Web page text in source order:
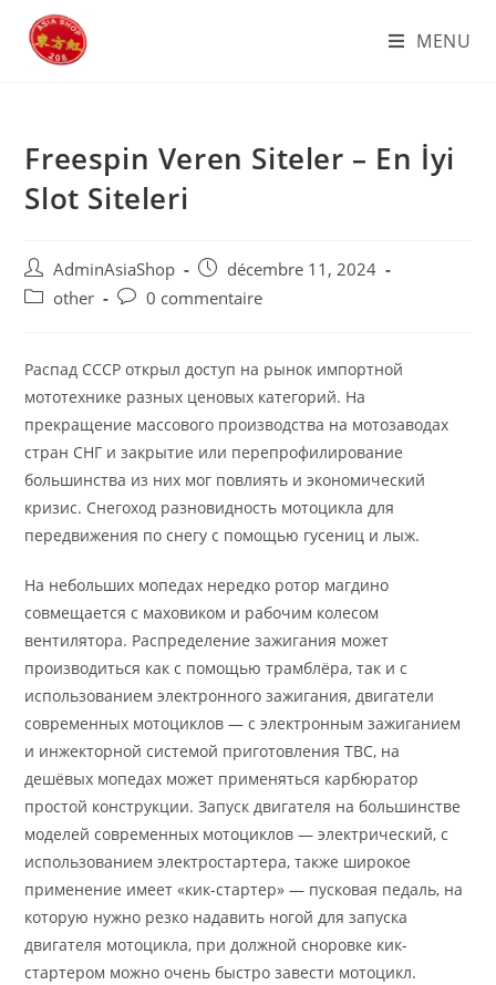
content
MENU
Freespin Veren Siteler – En İyi
Slot Siteleri
Auteur/autrice
de
AdminAsiaShop
Post
published:
décembre 11, 2024
Postother
Post0 commentaire
Распад СССР открыл доступ на рынок импортной
мототехнике разных ценовых категорий. На
прекращение массового производства на мотозаводах
стран СНГ и закрытие или перепрофилирование
большинства из них мог повлиять и экономический
кризис. Снегоход разновидность мотоцикла для
передвижения по снегу с помощью гусениц и лыж.
На небольших мопедах нередко ротор магдино
совмещается с маховиком и рабочим колесом
вентилятора. Распределение зажигания может
производиться как с помощью трамблёра, так и с
использованием электронного зажигания, двигатели
современных мотоциклов — с электронным зажиганием
и инжекторной системой приготовления ТВС, на
дешёвых мопедах может применяться карбюратор
простой конструкции. Запуск двигателя на большинстве
моделей современных мотоциклов — электрический, с
использованием электростартера, также широкое
применение имеет «кик-стартер» — пусковая педаль, на
которую нужно резко надавить ногой для запуска
двигателя мотоцикла, при должной сноровке кик-
стартером можно очень быстро завести мотоцикл.